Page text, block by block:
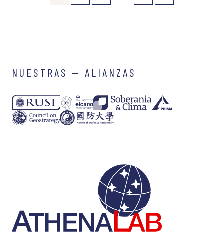
NUESTRAS — ALIANZAS